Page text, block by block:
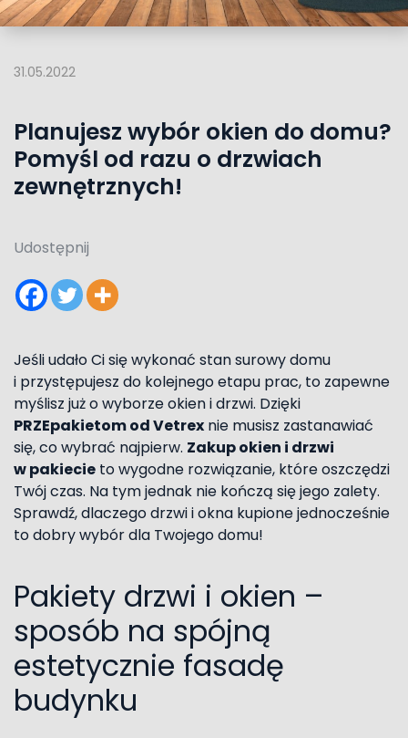
31.05.2022
Planujesz wybór okien do domu?
Pomyśl od razu o drzwiach
zewnętrznych!
Udostępnij
Jeśli udało Ci się wykonać stan surowy domu
i przystępujesz do kolejnego etapu prac, to zapewne
myślisz już o wyborze okien i drzwi. Dzięki
PRZEpakietom od Vetrex nie musisz zastanawiać
się, co wybrać najpierw. Zakup okien i drzwi
w pakiecie to wygodne rozwiązanie, które oszczędzi
Twój czas. Na tym jednak nie kończą się jego zalety.
Sprawdź, dlaczego drzwi i okna kupione jednocześnie
to dobry wybór dla Twojego domu!
Pakiety drzwi i okien –
sposób na spójną
estetycznie fasadę
budynku